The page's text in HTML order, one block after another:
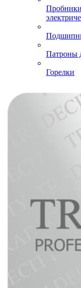
Пробники
Патроны
Горелки